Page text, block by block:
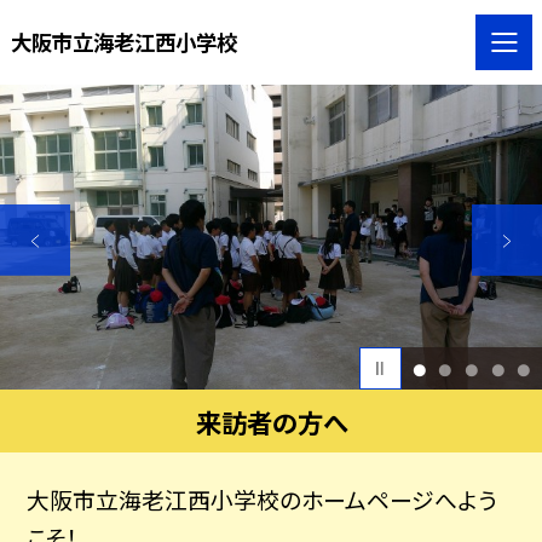
大阪市立海老江西小学校
1 2 3 4 5
来訪者の方へ
大阪市立海老江西小学校のホームページへよう